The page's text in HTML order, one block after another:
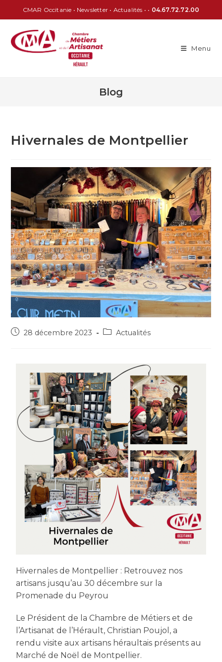
CMAR Occitanie • Newsletter • Actualités • • 04.67.72.72.00
Menu
Blog
Hivernales de Montpellier
28 décembre 2023 Actualités
Hivernales de Montpellier : Retrouvez nos
artisans jusqu’au 30 décembre sur la
Promenade du Peyrou
Le Président de la Chambre de Métiers et de
l’Artisanat de l’Hérault, Christian Poujol, a
rendu visite aux artisans héraultais présents au
Marché de Noël de Montpellier.